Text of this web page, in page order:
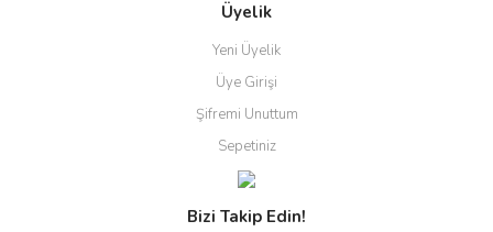
Üyelik
Yeni Üyelik
Üye Girişi
Şifremi Unuttum
Sepetiniz
Bizi Takip Edin!